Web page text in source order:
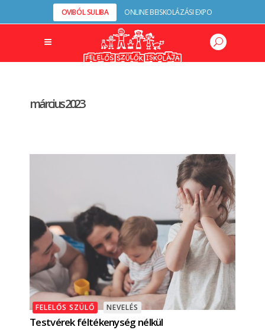
OVIBÓL SULIBA ONLINE BEISKOLÁZÁSI EXPO
március 2023
FELELŐS SZÜLŐ NEVELÉS
Testvérek féltékenység nélkül